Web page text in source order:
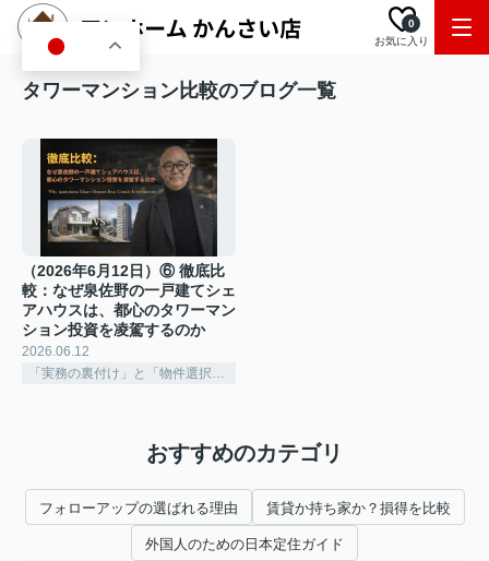
お気に入り
0
タワーマンション比較のブログ一覧
（2026年6月12日）⑥ 徹底比
較：なぜ泉佐野の一戸建てシェ
アハウスは、都心のタワーマン
ション投資を凌駕するのか
2026.06.12
おすすめのカテゴリ
フォローアップの選ばれる理由 賃貸か持ち家か？損得を比較
外国人のための日本定住ガイド